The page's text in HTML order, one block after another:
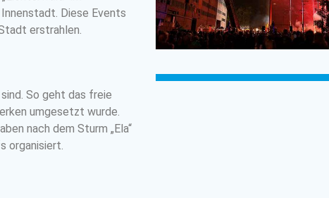
Diese Events
erstrahlen.
So geht das freie
umgesetzt wurde.
nach dem Sturm „Ela“
organisiert.